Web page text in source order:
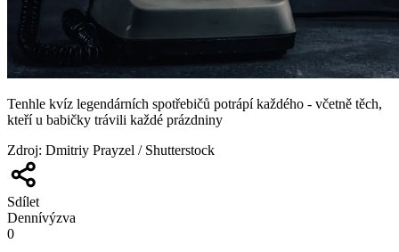
Tenhle kvíz legendárních spotřebičů potrápí každého - včetně těch,
kteří u babičky trávili každé prázdniny
Zdroj: Dmitriy Prayzel / Shutterstock
Sdílet
Dennívýzva
0